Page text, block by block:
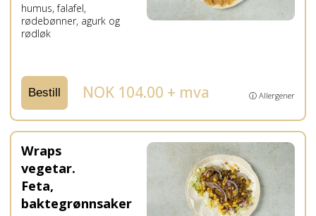
humus, falafel,
rødebønner, agurk og
rødløk
Bestill NOK 104.00 + mva ⓘ Allergener
Wraps
vegetar.
Feta,
baktegrønnsaker